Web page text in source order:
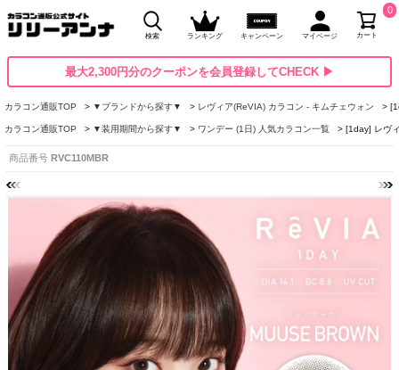
検索 ランキング キャンペーン マイページ カート
0
最大2,300円分のクーポンを会員登録してCHECK ▶
カラコン通販TOP ▼ブランドから探す▼ レヴィア(ReVIA) カラコン - キムチェウォン
カラコン通販TOP ▼装用期間から探す▼ ワンデー (1日) 人気カラコン一覧 [1day] レヴ
商品番号 RVC110MBR